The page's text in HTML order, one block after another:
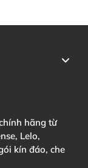
hãng từ
Lelo,
kín đáo, che